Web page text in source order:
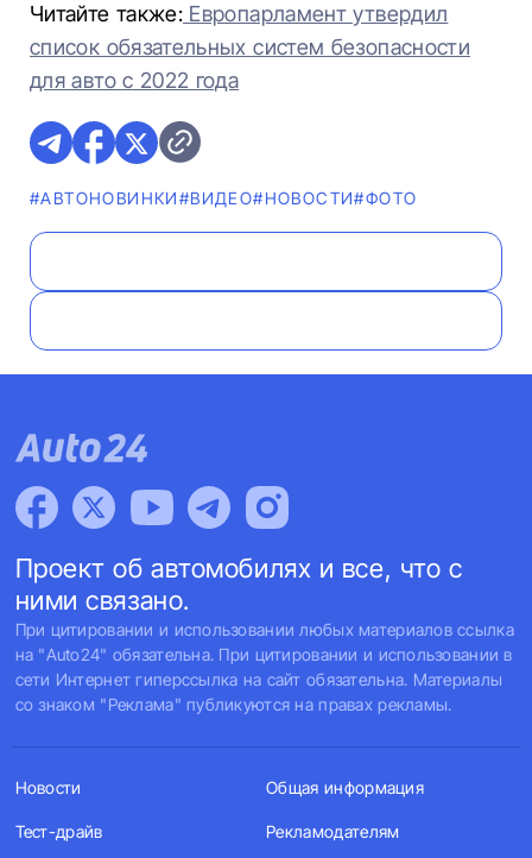
Читайте также: Европарламент утвердил
список обязательных систем безопасности
для авто с 2022 года
#AВТОНОВИНКИ#ВИДЕО#НОВОСТИ#ФОТО
Проект об автомобилях и все, что с
ними связано.
При цитировании и использовании любых материалов ссылка
на "Auto24" обязательна. При цитировании и использовании в
сети Интернет гиперссылка на сайт обязательна. Материалы
со знаком "Реклама" публикуются на правах рекламы.
Новости
Тест-драйв
Общая информация
Рекламодателям